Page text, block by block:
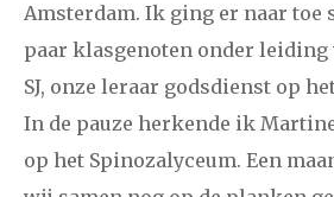
2022 augustus september oktober
december
2021 september oktober
Amsterdam. Ik ging er naar toe
paar klasgenoten onder
SJ, onze leraar godsdienst op
In de pauze herkende ik
op het Spinozalyceum. Een